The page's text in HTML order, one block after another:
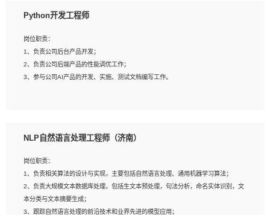
3、熟悉react/vue/angular任何一种前端框架，熟悉react优先；
5、善于沟通，具有团队意识；
Python开发工程师
岗位职责：
1、负责公司后台产品开发；
2、负责公司后端产品的性能调优工作；
3、参与公司AI产品的开发、实施、测试文档编写工作。
验的更佳；
3、熟悉数据库开发，熟悉Mysql、Oracle、MongoDb数据库应用开发其中一种；
4、熟悉Python Wed框架（Django/Flask...）代码能力优秀，熟悉编码规范和具备
良好的文档编写能力）；
5、沟通表达能力强，具备团队协作能力。
NLP自然语言处理工程师（济南）
岗位职责：
1、负责相关算法的设计与实现，主要包括自然语言处理、通用机器学习算法；
2、负责大规模文本数据库处理，包括生文本预处理，句法分析，命名实体识别，文
本分类与文本摘要生成；
3、跟踪自然语言处理的前沿技术和业界先进的模型应用；